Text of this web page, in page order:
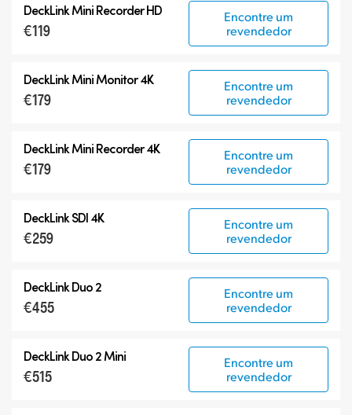
DeckLink Mini Recorder HD
€119
Encontre um
revendedor
DeckLink Mini Monitor 4K
€179
Encontre um
revendedor
DeckLink Mini Recorder 4K
€179
Encontre um
revendedor
DeckLink SDI 4K
€259
Encontre um
revendedor
DeckLink Duo 2
€455
Encontre um
revendedor
DeckLink Duo 2 Mini
€515
Encontre um
revendedor